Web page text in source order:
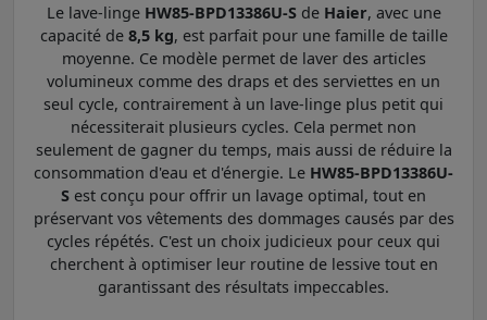
Le lave-linge HW85-BPD13386U-Sde Haier, avec une
capacité de 8,5 kg, est parfait pour une famille de taille
moyenne. Ce modèle permet de laver des articles
volumineux comme des draps et des serviettes en un
seul cycle, contrairement à un lave-linge plus petit qui
nécessiterait plusieurs cycles. Cela permet non
seulement de gagner du temps, mais aussi de réduire la
consommation d'eau et d'énergie. Le HW85-BPD13386U-
S est conçu pour offrir un lavage optimal, tout en
préservant vos vêtements des dommages causés par des
cycles répétés. C'est un choix judicieux pour ceux qui
cherchent à optimiser leur routine de lessive tout en
garantissant des résultats impeccables.